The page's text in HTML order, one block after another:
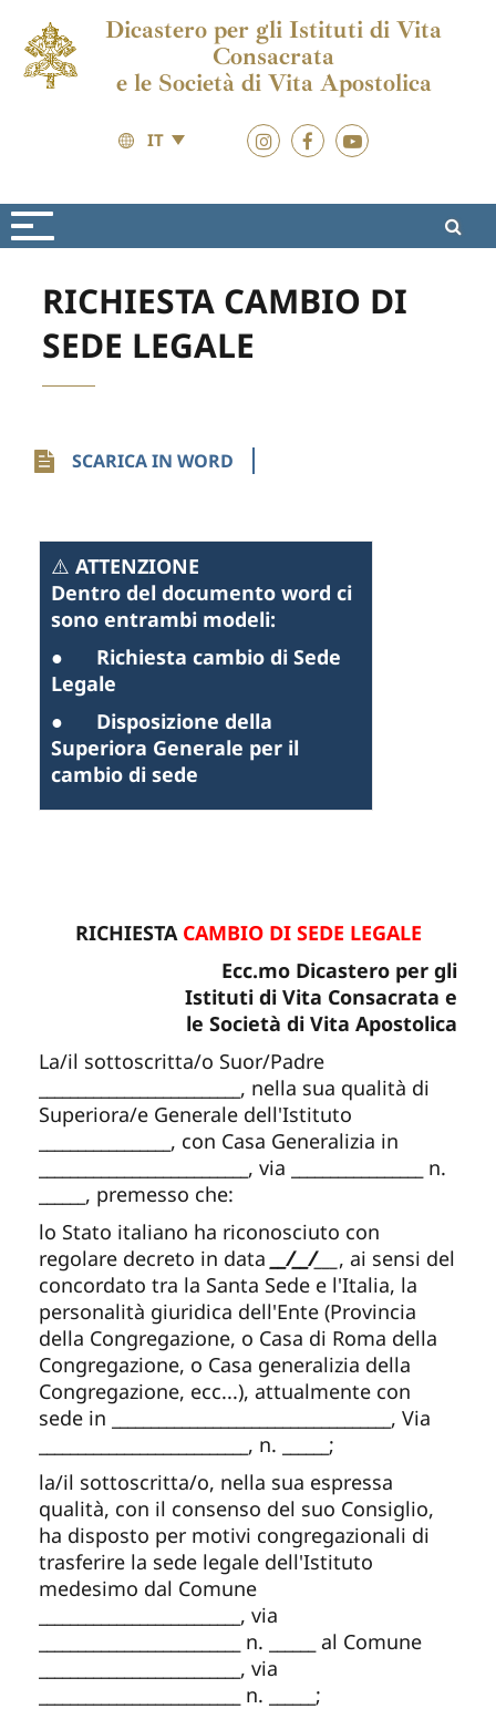
Dicastero per gli Istituti di Vita
Consacrata
e le Società di Vita Apostolica
IT
RICHIESTA CAMBIO DI
SEDE LEGALE
SCARICA IN WORD
⚠️ ATTENZIONE
Dentro del documento word ci
sono entrambi modeli:
● Richiesta cambio di Sede
Legale
● Disposizione della
Superiora Generale per il
cambio di sede
RICHIESTA CAMBIO DI SEDE LEGALE
Ecc.mo Dicastero per gli
Istituti di Vita Consacrata e
le Società di Vita Apostolica
La/il sottoscritta/o Suor/Padre
, nella sua qualità di
Superiora/e Generale dell'Istituto
, con Casa Generalizia in
, via
n.
, premesso che:
lo Stato italiano ha riconosciuto con
regolare decreto in data
__/__/___ , ai sensi del
concordato tra la Santa Sede e l'Italia, la
personalità giuridica dell'Ente (Provincia
della Congregazione, o Casa di Roma della
Congregazione, o Casa generalizia della
Congregazione, ecc...), attualmente con
sede in
, Via
, n.
;
la/il sottoscritta/o, nella sua espressa
qualità, con il consenso del suo Consiglio,
ha disposto per motivi congregazionali di
trasferire la sede legale dell'Istituto
medesimo dal Comune
, via
n.
al Comune
, via
n.
;